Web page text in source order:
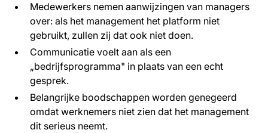
Medewerkers nemen aanwijzingen van managers
over: als het management het platform niet
gebruikt, zullen zij dat ook niet doen.
Communicatie voelt aan als een
„bedrijfsprogramma" in plaats van een echt
gesprek.
Belangrijke boodschappen worden genegeerd
omdat werknemers niet zien dat het management
dit serieus neemt.